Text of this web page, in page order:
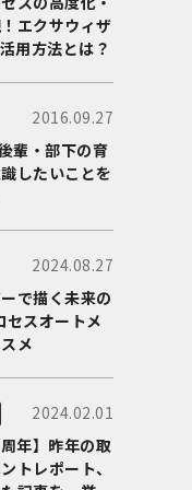
エクサウィザ
用方法とは？
2016.09.27
輩・部下の育
したいことを
2024.08.27
ーで描く未来の
セスオートメ
メ
2024.02.01
周年】昨年の取
トレポート、